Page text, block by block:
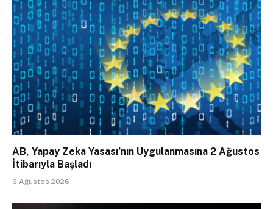
AB, Yapay Zeka Yasası’nın Uygulanmasına 2 Ağustos
İtibarıyla Başladı
6 Ağustos 2026